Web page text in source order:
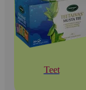
Teet